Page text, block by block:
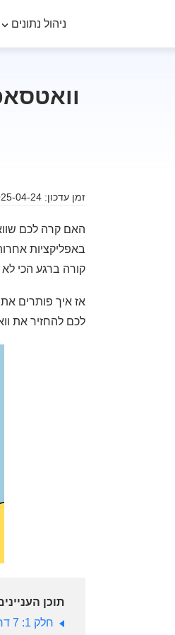
ניהול נתונים
זמן עדכון: 2025-04-24 / קטגוריה:
האם קרה לכם
קורה ברגע הכי
אז איך פותרים
לכם להחזיר את
תוכן
חלק 1: 7 דרכים לתקן את וואטסאפ לא עובד באייפון